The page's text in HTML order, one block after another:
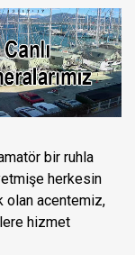
bir ruhla
herkesin
olan acentemiz,
hizmet